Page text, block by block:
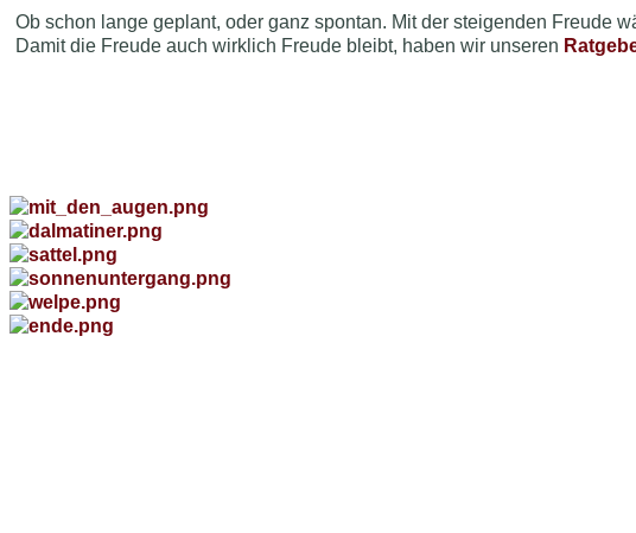
Ob schon lange geplant, oder ganz spontan. Mit der steigenden Freude
Damit die Freude auch wirklich Freude bleibt, haben wir unseren